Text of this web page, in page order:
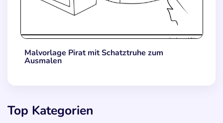
Malvorlage Pirat mit Schatztruhe zum
Ausmalen
Top Kategorien